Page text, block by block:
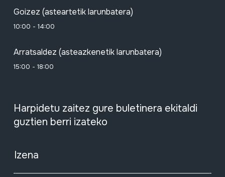
Goizez (asteartetik larunbatera)
10:00 - 14:00
Arratsaldez (asteazkenetik larunbatera)
15:00 - 18:00
Harpidetu zaitez gure buletinera ekitaldi
guztien berri izateko
Izena